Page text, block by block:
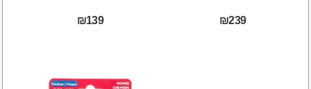
₪239
₪139